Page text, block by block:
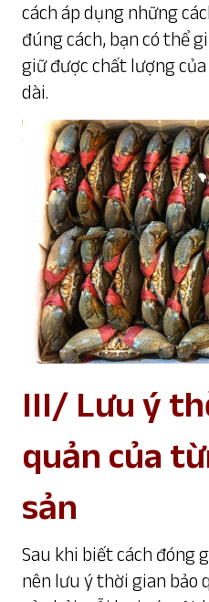
cách áp dụng những
đúng cách, bạn có thể
giữ được chất lượng
dài.
III/ Lưu ý
quản của
sản
Sau khi biết cách đóng
nên lưu ý thời gian bảo